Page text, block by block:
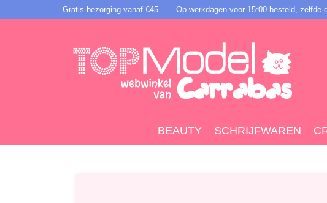
Gratis bezorging vanaf €45 — Op werkdagen voor 15:00 besteld,
BEAUTY SCHRIJFWAREN